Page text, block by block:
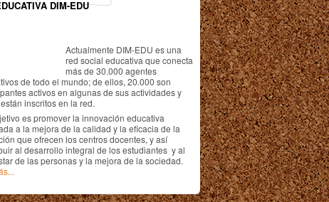
DIM-EDU
Actualmente DIM-EDU es una
red social educativa que conecta
más de 30.000 agentes
de todo el mundo; de ellos, 20.000 son
activos en algunas de sus actividades y
inscritos en la red.
es promover la innovación educativa
a la mejora de la calidad y la eficacia de la
que ofrecen los centros docentes, y así
al desarrollo integral de los estudiantes y al
de las personas y la mejora de la sociedad.